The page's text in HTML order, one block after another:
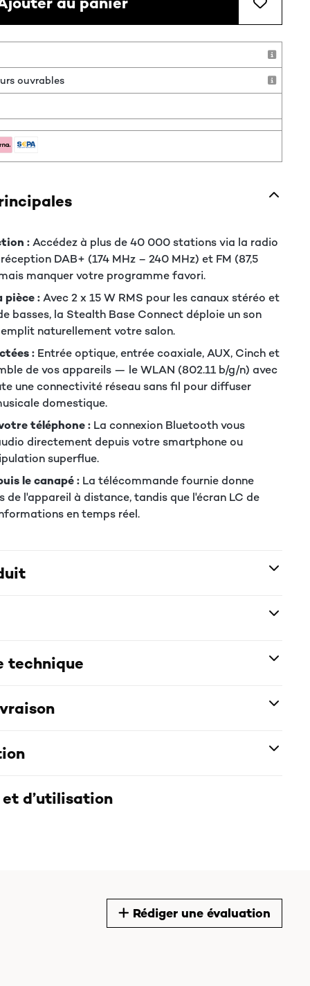
ouvrables
:Accédez à plus de 40 000 stations via la radio
DAB+ (174 MHz – 240 MHz) et FM (87,5
manquer votre programme favori.
pièce :Avec 2 x 15 W RMS pour les canaux stéréo et
basses, la Stealth Base Connect déploie un son
naturellement votre salon.
: Entrée optique, entrée coaxiale, AUX, Cinch et
de vos appareils — le WLAN (802.11 b/g/n) avec
une connectivité réseau sans fil pour diffuser
domestique.
téléphone : La connexion Bluetooth vous
directement depuis votre smartphone ou
superflue.
le canapé : La télécommande fournie donne
l'appareil à distance, tandis que l'écran LC de
en temps réel.
technique
d’utilisation
Rédiger une évaluation